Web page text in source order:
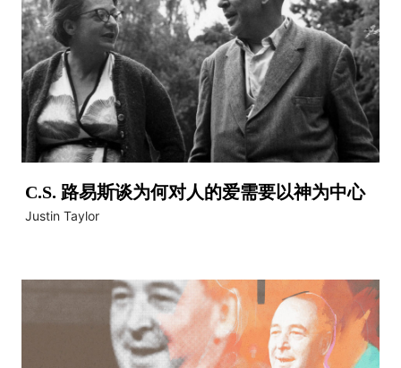
C.S. 路易斯谈为何对人的爱需要以神为中心
Justin Taylor